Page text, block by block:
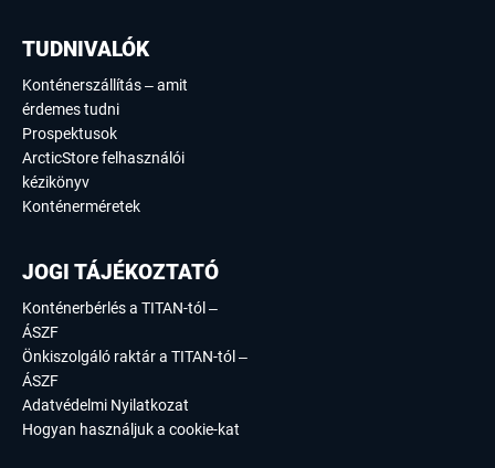
TUDNIVALÓK
Konténerszállítás – amit
érdemes tudni
Prospektusok
ArcticStore felhasználói
kézikönyv
Konténerméretek
JOGI TÁJÉKOZTATÓ
Konténerbérlés a TITAN-tól –
ÁSZF
Önkiszolgáló raktár a TITAN-tól –
ÁSZF
Adatvédelmi Nyilatkozat
Hogyan használjuk a cookie-kat